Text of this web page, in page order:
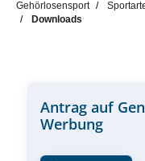
Gehörlosensport
Downloads
Antrag auf
Werbung